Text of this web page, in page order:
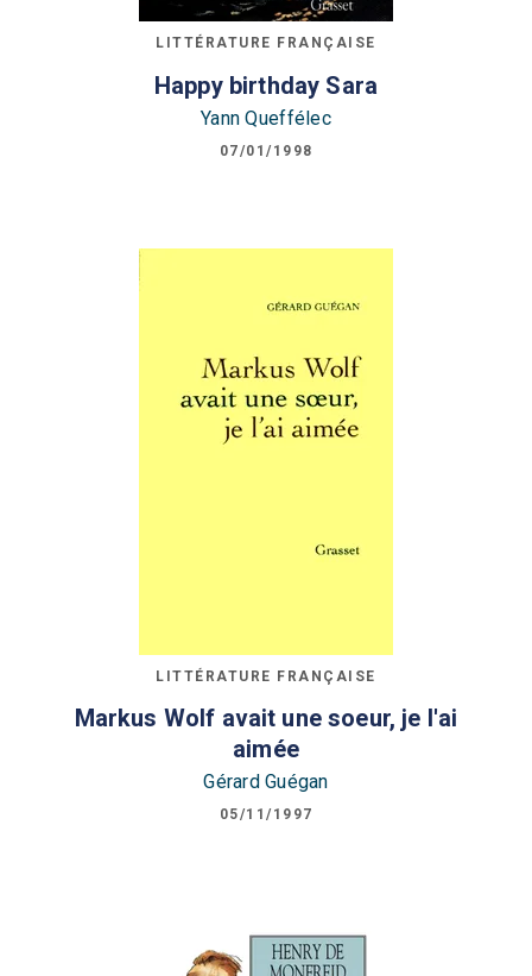
LITTÉRATURE FRANÇAISE
Happy birthday Sara
Yann Queffélec
07/01/1998
LITTÉRATURE FRANÇAISE
Markus Wolf avait une soeur, je l'ai
aimée
Gérard Guégan
05/11/1997